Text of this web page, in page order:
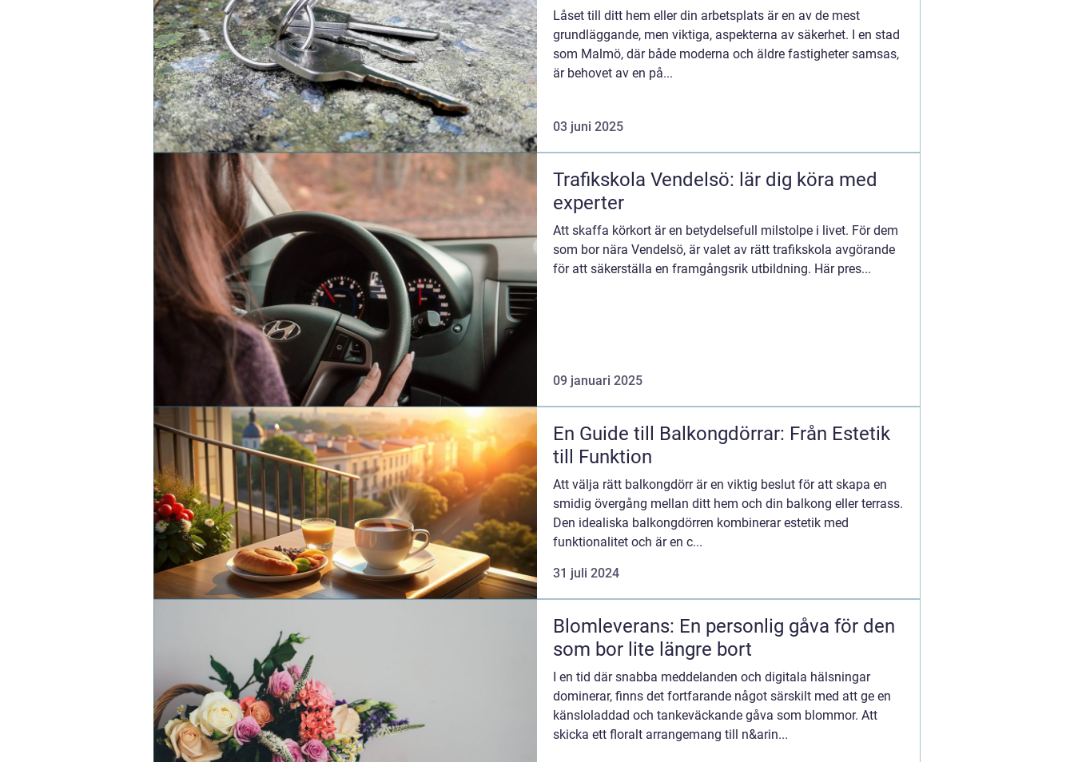
Låset till ditt hem eller din arbetsplats är en av de mest
grundläggande, men viktiga, aspekterna av säkerhet. I en stad
som Malmö, där både moderna och äldre fastigheter samsas,
är behovet av en på...
03 juni 2025
Trafikskola Vendelsö: lär dig köra med
experter
Att skaffa körkort är en betydelsefull milstolpe i livet. För dem
som bor nära Vendelsö, är valet av rätt trafikskola avgörande
för att säkerställa en framgångsrik utbildning. Här pres...
09 januari 2025
En Guide till Balkongdörrar: Från Estetik
till Funktion
Att välja rätt balkongdörr är en viktig beslut för att skapa en
smidig övergång mellan ditt hem och din balkong eller terrass.
Den idealiska balkongdörren kombinerar estetik med
funktionalitet och är en c...
31 juli 2024
Blomleverans: En personlig gåva för den
som bor lite längre bort
I en tid där snabba meddelanden och digitala hälsningar
dominerar, finns det fortfarande något särskilt med att ge en
känsloladdad och tankeväckande gåva som blommor. Att
skicka ett floralt arrangemang till n&arin...